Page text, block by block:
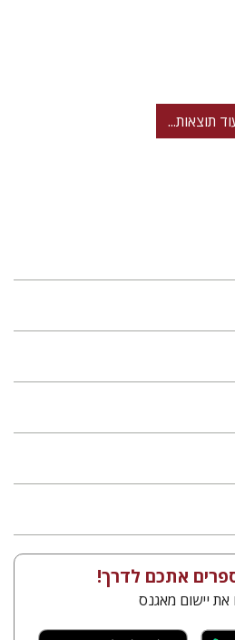
תוצאות...
אתכם לדרך!
את יישום מאגנס